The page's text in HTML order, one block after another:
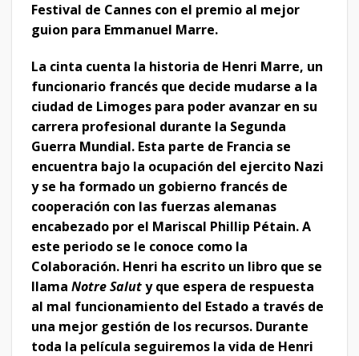
Festival de Cannes con el premio al mejor
guion para Emmanuel Marre.
La cinta cuenta la historia de Henri Marre, un
funcionario francés que decide mudarse a la
ciudad de Limoges para poder avanzar en su
carrera profesional durante la Segunda
Guerra Mundial. Esta parte de Francia se
encuentra bajo la ocupación del ejercito Nazi
y se ha formado un gobierno francés de
cooperación con las fuerzas alemanas
encabezado por el Mariscal Phillip Pétain. A
este periodo se le conoce como la
Colaboración. Henri ha escrito un libro que se
llama Notre Saluty que espera de respuesta
al mal funcionamiento del Estado a través de
una mejor gestión de los recursos. Durante
toda la película seguiremos la vida de Henri